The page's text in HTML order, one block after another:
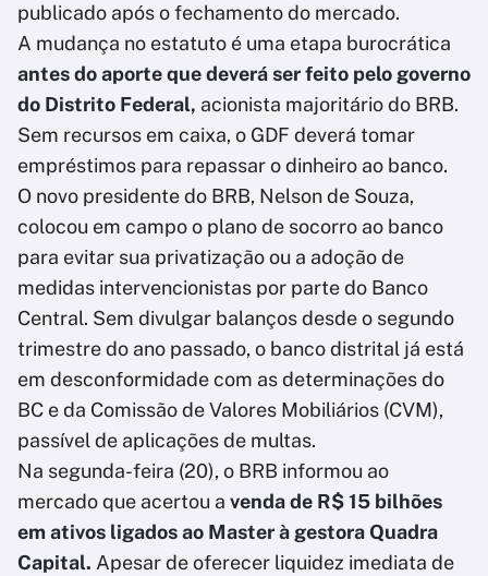
publicado após o fechamento do mercado.
A mudança no estatuto é uma etapa burocrática
antes do aporte que deverá ser feito pelo governo
do Distrito Federal, acionista majoritário do BRB.
Sem recursos em caixa, o GDF deverá tomar
empréstimos para repassar o dinheiro ao banco.
O novo presidente do BRB, Nelson de Souza,
colocou em campo o plano de socorro ao banco
para evitar sua privatização ou a adoção de
medidas intervencionistas por parte do Banco
Central. Sem divulgar balanços desde o segundo
trimestre do ano passado, o banco distrital já está
em desconformidade com as determinações do
BC e da Comissão de Valores Mobiliários (CVM),
passível de aplicações de multas.
Na segunda-feira (20), o BRB informou ao
mercado que acertou a venda de R$ 15 bilhões
em ativos ligados ao Master à gestora Quadra
Capital. Apesar de oferecer liquidez imediata de